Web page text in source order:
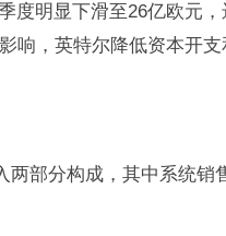
度明显下滑至26亿欧元
响，英特尔降低资本开
部分构成，其中系统销